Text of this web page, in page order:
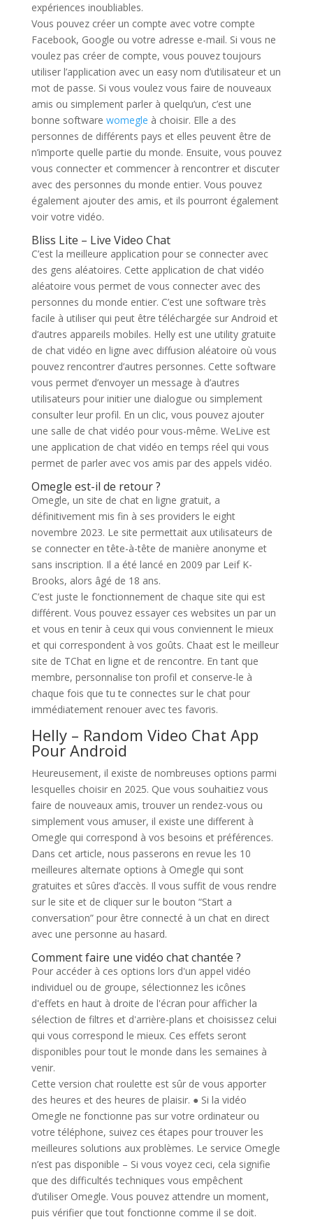
expériences inoubliables.
Vous pouvez créer un compte avec votre compte
Facebook, Google ou votre adresse e-mail. Si vous ne
voulez pas créer de compte, vous pouvez toujours
utiliser l’application avec un easy nom d’utilisateur et un
mot de passe. Si vous voulez vous faire de nouveaux
amis ou simplement parler à quelqu’un, c’est une
bonne software womegle à choisir. Elle a des
personnes de différents pays et elles peuvent être de
n’importe quelle partie du monde. Ensuite, vous pouvez
vous connecter et commencer à rencontrer et discuter
avec des personnes du monde entier. Vous pouvez
également ajouter des amis, et ils pourront également
voir votre vidéo.
Bliss Lite – Live Video Chat
C’est la meilleure application pour se connecter avec
des gens aléatoires. Cette application de chat vidéo
aléatoire vous permet de vous connecter avec des
personnes du monde entier. C’est une software très
facile à utiliser qui peut être téléchargée sur Android et
d’autres appareils mobiles. Helly est une utility gratuite
de chat vidéo en ligne avec diffusion aléatoire où vous
pouvez rencontrer d’autres personnes. Cette software
vous permet d’envoyer un message à d’autres
utilisateurs pour initier une dialogue ou simplement
consulter leur profil. En un clic, vous pouvez ajouter
une salle de chat vidéo pour vous-même. WeLive est
une application de chat vidéo en temps réel qui vous
permet de parler avec vos amis par des appels vidéo.
Omegle est-il de retour ?
Omegle, un site de chat en ligne gratuit, a
définitivement mis fin à ses providers le eight
novembre 2023. Le site permettait aux utilisateurs de
se connecter en tête-à-tête de manière anonyme et
sans inscription. Il a été lancé en 2009 par Leif K-
Brooks, alors âgé de 18 ans.
C’est juste le fonctionnement de chaque site qui est
différent. Vous pouvez essayer ces websites un par un
et vous en tenir à ceux qui vous conviennent le mieux
et qui correspondent à vos goûts. Chaat est le meilleur
site de TChat en ligne et de rencontre. En tant que
membre, personnalise ton profil et conserve-le à
chaque fois que tu te connectes sur le chat pour
immédiatement renouer avec tes favoris.
Helly – Random Video Chat App
Pour Android
Heureusement, il existe de nombreuses options parmi
lesquelles choisir en 2025. Que vous souhaitiez vous
faire de nouveaux amis, trouver un rendez-vous ou
simplement vous amuser, il existe une different à
Omegle qui correspond à vos besoins et préférences.
Dans cet article, nous passerons en revue les 10
meilleures alternate options à Omegle qui sont
gratuites et sûres d’accès. Il vous suffit de vous rendre
sur le site et de cliquer sur le bouton “Start a
conversation” pour être connecté à un chat en direct
avec une personne au hasard.
Comment faire une vidéo chat chantée ?
Pour accéder à ces options lors d'un appel vidéo
individuel ou de groupe, sélectionnez les icônes
d'effets en haut à droite de l'écran pour afficher la
sélection de filtres et d'arrière-plans et choisissez celui
qui vous correspond le mieux. Ces effets seront
disponibles pour tout le monde dans les semaines à
venir.
Cette version chat roulette est sûr de vous apporter
des heures et des heures de plaisir. ● Si la vidéo
Omegle ne fonctionne pas sur votre ordinateur ou
votre téléphone, suivez ces étapes pour trouver les
meilleures solutions aux problèmes. Le service Omegle
n’est pas disponible – Si vous voyez ceci, cela signifie
que des difficultés techniques vous empêchent
d’utiliser Omegle. Vous pouvez attendre un moment,
puis vérifier que tout fonctionne comme il se doit.